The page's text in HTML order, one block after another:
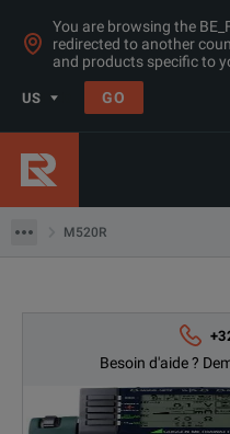
You are browsing the
redirected to another
and products specific to
US GO
M520R
Qualité électrique et d'alimentation
Isolation / Test au sol
Besoin d'aide ?